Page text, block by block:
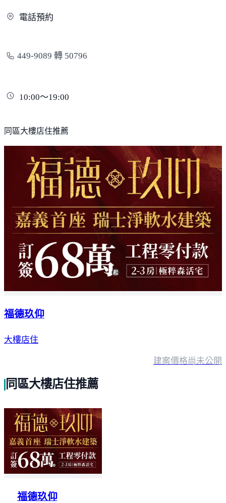
電話預約
449-9089 轉 50796
10:00～19:00
同區大樓店住推薦
福德玖仰
大樓店住
建案價格尚未公開
同區大樓店住推薦
福德玖仰